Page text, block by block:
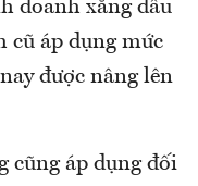
doanh xăng dầu
cũ áp dụng mức
được nâng lên
cũng áp dụng đối